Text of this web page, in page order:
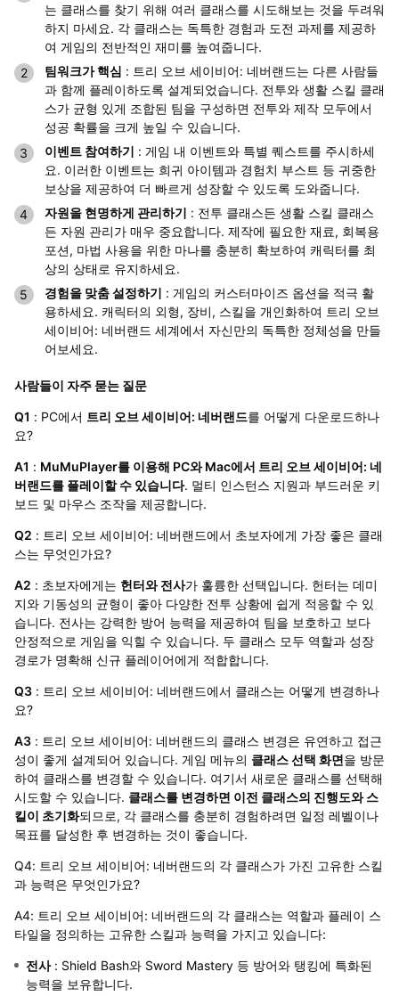
는 클래스를 찾기 위해 여러 클래스를 시도해보는 것을 두려워
하지 마세요. 각 클래스는 독특한 경험과 도전 과제를 제공하
여 게임의 전반적인 재미를 높여줍니다.
팀워크가 핵심 : 트리 오브 세이비어: 네버랜드는 다른 사람들
과 함께 플레이하도록 설계되었습니다. 전투와 생활 스킬 클래
스가 균형 있게 조합된 팀을 구성하면 전투와 제작 모두에서
성공 확률을 크게 높일 수 있습니다.
이벤트 참여하기 : 게임 내 이벤트와 특별 퀘스트를 주시하세
요. 이러한 이벤트는 희귀 아이템과 경험치 부스트 등 귀중한
보상을 제공하여 더 빠르게 성장할 수 있도록 도와줍니다.
자원을 현명하게 관리하기 : 전투 클래스든 생활 스킬 클래스
든 자원 관리가 매우 중요합니다. 제작에 필요한 재료, 회복용
포션, 마법 사용을 위한 마나를 충분히 확보하여 캐릭터를 최
상의 상태로 유지하세요.
경험을 맞춤 설정하기 : 게임의 커스터마이즈 옵션을 적극 활
용하세요. 캐릭터의 외형, 장비, 스킬을 개인화하여 트리 오브
세이비어: 네버랜드 세계에서 자신만의 독특한 정체성을 만들
어보세요.
사람들이 자주 묻는 질문
Q1 : PC에서 트리 오브 세이비어: 네버랜드를 어떻게 다운로드하나
요?
A1 : MuMuPlayer를 이용해 PC와 Mac에서 트리 오브 세이비어: 네
버랜드를 플레이할 수 있습니다. 멀티 인스턴스 지원과 부드러운 키
보드 및 마우스 조작을 제공합니다.
Q2 : 트리 오브 세이비어: 네버랜드에서 초보자에게 가장 좋은 클래
스는 무엇인가요?
A2 : 초보자에게는 헌터와 전사가 훌륭한 선택입니다. 헌터는 데미
지와 기동성의 균형이 좋아 다양한 전투 상황에 쉽게 적응할 수 있
습니다. 전사는 강력한 방어 능력을 제공하여 팀을 보호하고 보다
안정적으로 게임을 익힐 수 있습니다. 두 클래스 모두 역할과 성장
경로가 명확해 신규 플레이어에게 적합합니다.
Q3: 트리 오브 세이비어: 네버랜드에서 클래스는 어떻게 변경하나
요?
A3: 트리 오브 세이비어: 네버랜드의 클래스 변경은 유연하고 접근
성이 좋게 설계되어 있습니다. 게임 메뉴의 클래스 선택 화면을 방문
하여 클래스를 변경할 수 있습니다. 여기서 새로운 클래스를 선택해
시도할 수 있습니다. 클래스를 변경하면 이전 클래스의 진행도와 스
킬이 초기화되므로, 각 클래스를 충분히 경험하려면 일정 레벨이나
목표를 달성한 후 변경하는 것이 좋습니다.
Q4: 트리 오브 세이비어: 네버랜드의 각 클래스가 가진 고유한 스킬
과 능력은 무엇인가요?
A4: 트리 오브 세이비어: 네버랜드의 각 클래스는 역할과 플레이 스
타일을 정의하는 고유한 스킬과 능력을 가지고 있습니다:
전사: Shield Bash와 Sword Mastery 등 방어와 탱킹에 특화된
능력을 보유합니다.